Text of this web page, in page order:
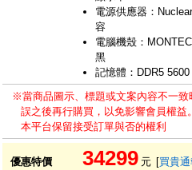
電源供應器：
容
電腦機殼：
黑
記憶體：DDR5
※當商品圖示、標題或文案內容不一
誤之後再行購買，以免影響會員權益。
本平台保留接受訂單與否的權利
優惠特價 34299 元 [買貴通